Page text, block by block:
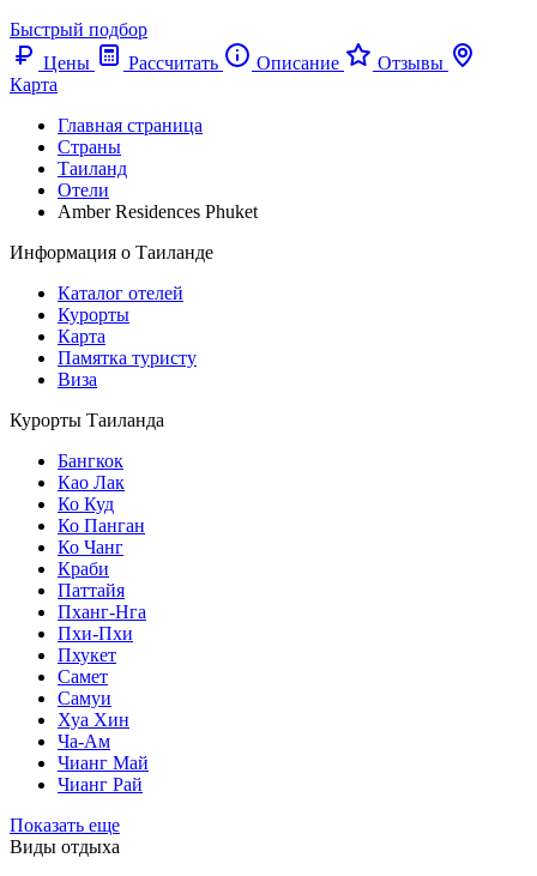
Быстрый подбор
Цены
Рассчитать Описание
Отзывы
Карта
Главная страница
Cтраны
Таиланд
Отели
Amber Residences Phuket
Информация о Таиланде
Каталог отелей
Курорты
Карта
Памятка туристу
Виза
Курорты Таиланда
Бангкок
Као Лак
Ко Куд
Ко Панган
Ко Чанг
Краби
Паттайя
Пханг-Нга
Пхи-Пхи
Пхукет
Самет
Самуи
Хуа Хин
Ча-Ам
Чианг Май
Чианг Рай
Показать еще
Виды отдыха